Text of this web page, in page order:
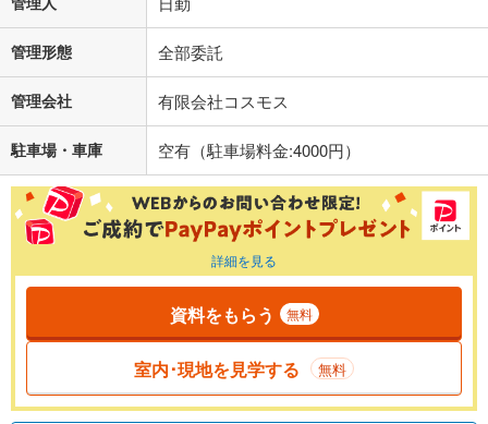
管理形態 全部委託
管理会社 有限会社コスモス
駐車場・車庫 空有（駐車場料金:4000円）
詳細を見る
資料をもらう 無料
室内･現地を見学する 無料